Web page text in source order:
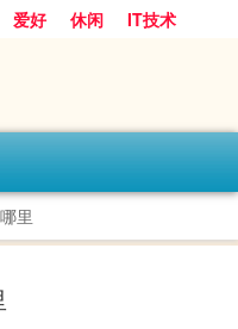
爱好 休闲
IT技术
里